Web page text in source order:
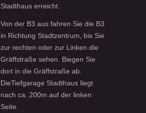
Stadthaus erreicht.
Von der B3 aus fahren Sie die B3
in Richtung Stadtzentrum, bis Sie
zur rechten oder zur Linken die
Gräffstraße sehen. Biegen Sie
dort in die Gräffstraße ab.
DieTiefgarage Stadthaus liegt
nach ca. 200m auf der linken
Seite.